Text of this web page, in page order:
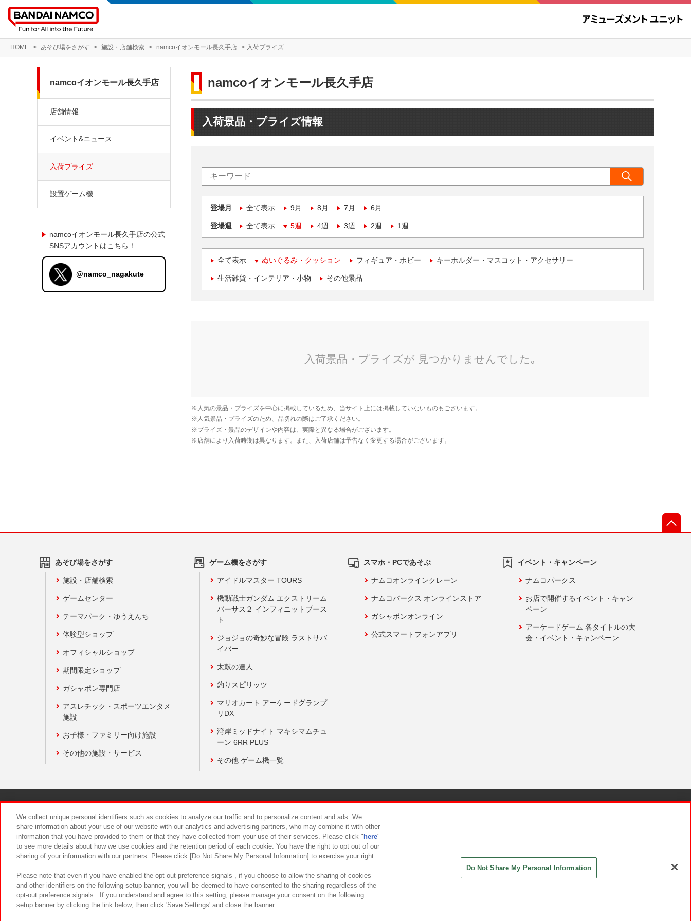
HOME あそび場をさがす 施設・店舗検索 namcoイオンモール長久手店 入荷プライズ
namcoイオンモール長久手店
入荷景品・プライズ情報
登場月 全て表示 9月 8月 7月 6月
登場週 全て表示 5週 4週 3週 2週 1週
全て表示 ぬいぐるみ・クッション フィギュア・ホビー キーホルダー・マスコット・アクセサリー
生活雑貨・インテリア・小物 その他景品
namcoイオンモール長久手店
店舗情報
イベント&ニュース
入荷プライズ
設置ゲーム機
namcoイオンモール長久手店の公式
SNSアカウントはこちら！
@namco_nagakute
あそび場をさがす
施設・店舗検索
ゲームセンター
テーマパーク・ゆうえんち
体験型ショップ
オフィシャルショップ
期間限定ショップ
ガシャポン専門店
アスレチック・スポーツエンタメ
施設
お子様・ファミリー向け施設
その他の施設・サービス
ゲーム機をさがす
アイドルマスター TOURS
機動戦士ガンダム エクストリーム
バーサス２ インフィニットブース
ト
ジョジョの奇妙な冒険 ラストサバ
イバー
太鼓の達人
釣りスピリッツ
マリオカート アーケードグランプ
リDX
湾岸ミッドナイト マキシマムチュ
ーン 6RR PLUS
その他 ゲーム機一覧
スマホ・PCであそぶ
ナムコオンラインクレーン
ナムコパークス オンラインストア
ガシャポンオンライン
公式スマートフォンアプリ
イベント・キャンペーン
ナムコパークス
お店で開催するイベント・キャン
ペーン
アーケードゲーム 各タイトルの大
会・イベント・キャンペーン
食品のご提供について カスタマーハラスメント対応方針
We collect unique personal identifiers such as cookies to analyze our traffic and to personalize content and ads. We
share information about your use of our website with our analytics and advertising partners, who may combine it with other
information that you have provided to them or that they have collected from your use of their services. Please click " here"
to see more details about how we use cookies and the retention period of each cookie. You have the right to opt out of our
sharing of your information with our partners. Please click [Do Not Share My Personal Information] to exercise your right.
Please note that even if you have enabled the opt-out preference signals , if you choose to allow the sharing of cookies
and other identifiers on the following setup banner, you will be deemed to have consented to the sharing regardless of the
opt-out preference signals . If you understand and agree to this setting, please manage your consent on the following
setup banner by clicking the link below, then click 'Save Settings' and close the banner.
Do Not Share My Personal Information